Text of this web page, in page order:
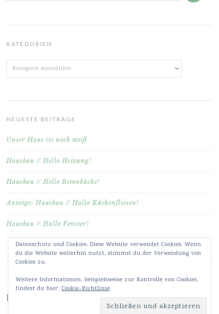
KATEGORIEN
Kategorien
NEUESTE BEITRÄGE
Unser Haus ist noch weiß
Hausbau // Hello Heizung!
Hausbau // Hello Betonküche!
Anzeige: Hausbau // Hallo Küchenfliesen!
Hausbau // Hallo Fenster!
Meine Bilder & Videos auf Instagram ♥
Datenschutz und Cookies: Diese Website verwendet Cookies. Wenn
du die Website weiterhin nutzt, stimmst du der Verwendung von
Cookies zu.
Weitere Informationen, beispielsweise zur Kontrolle von Cookies,
findest du hier: Cookie-Richtlinie